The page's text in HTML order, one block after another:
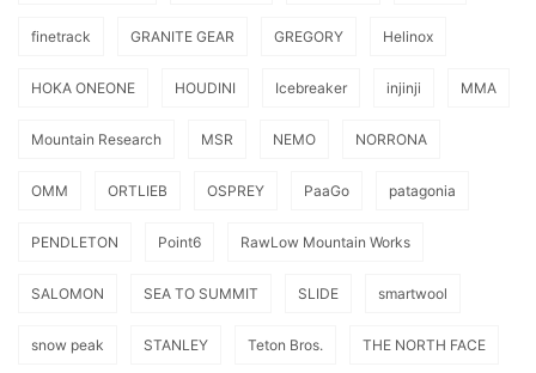
finetrack GRANITE GEAR GREGORY Helinox
HOKA ONEONE HOUDINI Icebreaker injinji MMA
Mountain Research MSR NEMO NORRONA
OMM ORTLIEB OSPREY PaaGo patagonia
PENDLETON Point6 RawLow Mountain Works
SALOMON SEA TO SUMMIT SLIDE smartwool
snow peak STANLEY Teton Bros. THE NORTH FACE